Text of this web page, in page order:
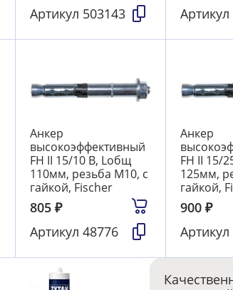
Артикул 503143 Артикул
Анкер
высокоэффективный
FH II 15/10 В, Lобщ
110мм, резьба М10, с
гайкой, Fischer
805 ₽
Артикул 48776
Анкер
FH II 15/
125мм,
гайкой,
900 ₽
Артикул